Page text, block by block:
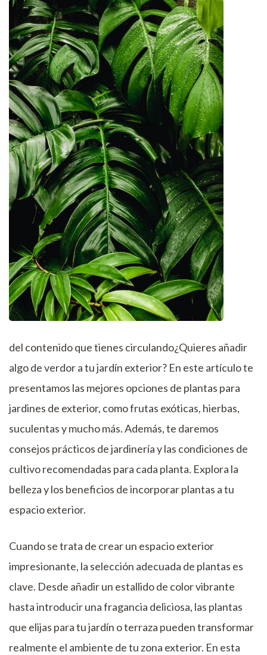
del contenido que tienes circulando¿Quieres añadir
algo de verdor a tu jardín exterior? En este artículo te
presentamos las mejores opciones de plantas para
jardines de exterior, como frutas exóticas, hierbas,
suculentas y mucho más. Además, te daremos
consejos prácticos de jardinería y las condiciones de
cultivo recomendadas para cada planta. Explora la
belleza y los beneficios de incorporar plantas a tu
espacio exterior.
Cuando se trata de crear un espacio exterior
impresionante, la selección adecuada de plantas es
clave. Desde añadir un estallido de color vibrante
hasta introducir una fragancia deliciosa, las plantas
que elijas para tu jardín o terraza pueden transformar
realmente el ambiente de tu zona exterior. En esta